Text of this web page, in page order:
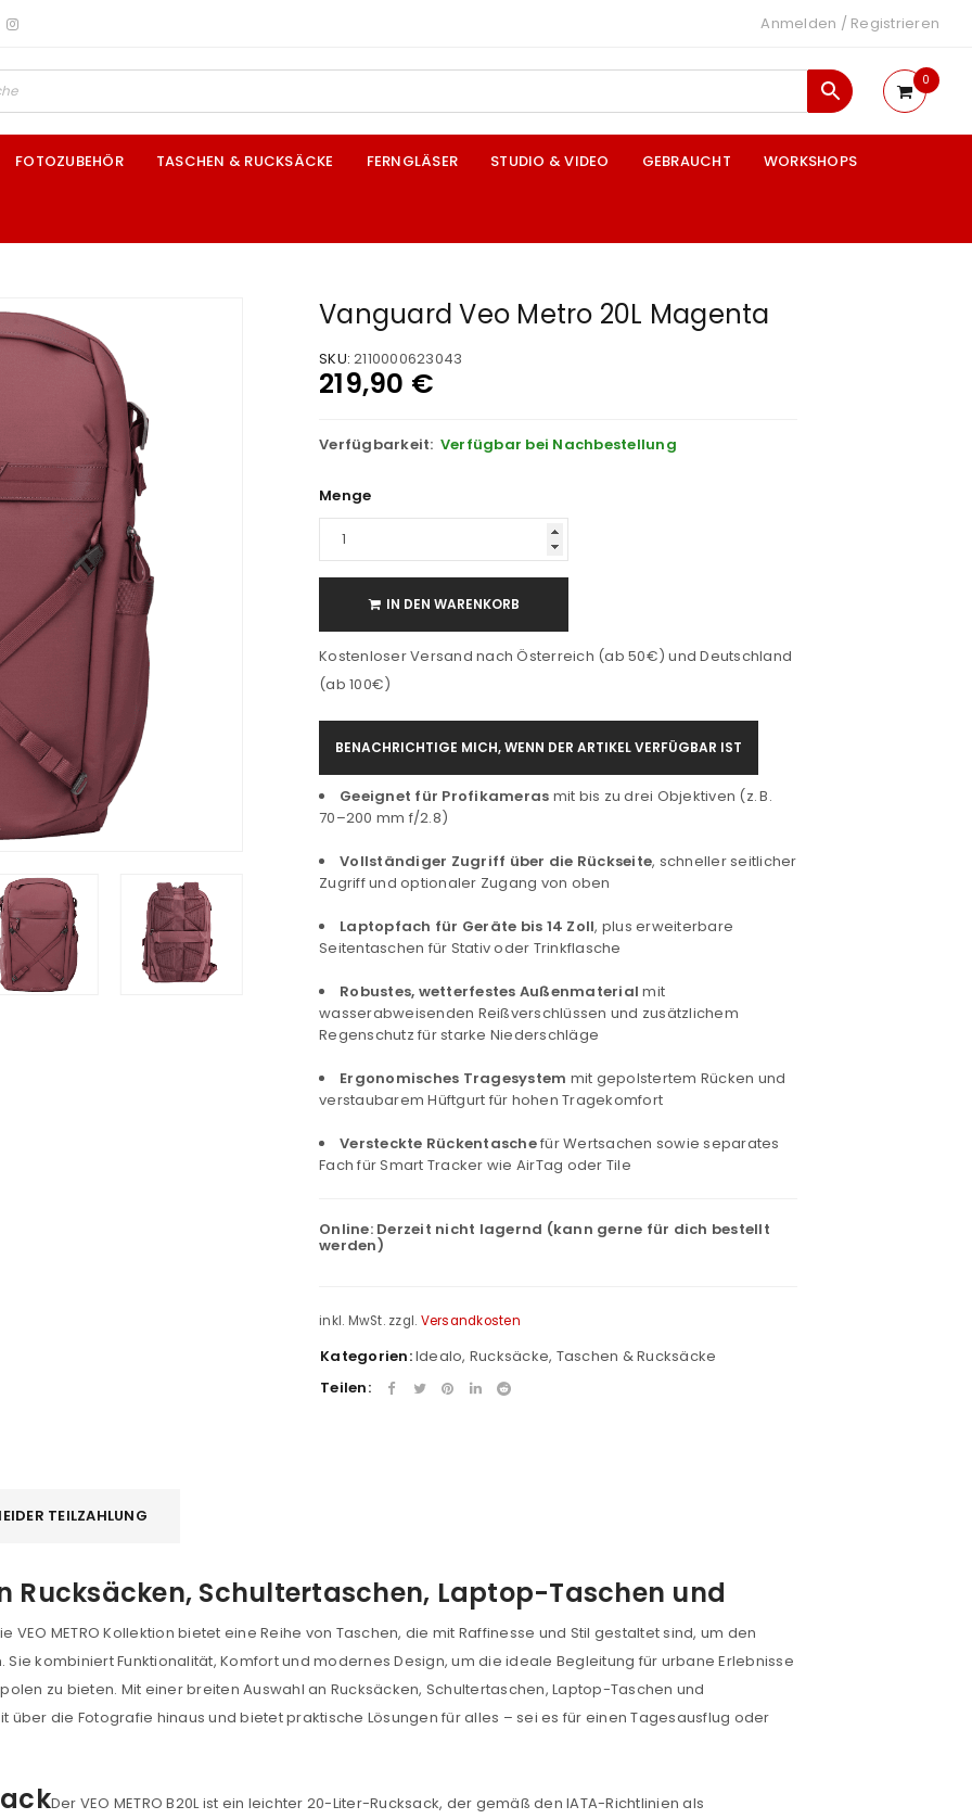
Anmelden / Registrieren
0
FOTOZUBEHÖR TASCHEN & RUCKSÄCKE FERNGLÄSER STUDIO & VIDEO GEBRAUCHT WORKSHOPS
Vanguard Veo Metro 20L Magenta
SKU: 2110000623043
219,90 €
Verfügbarkeit: Verfügbar bei Nachbestellung
Menge
IN DEN WARENKORB
Kostenloser Versand nach Österreich (ab 50€) und Deutschland
(ab 100€)
BENACHRICHTIGE MICH, WENN DER ARTIKEL VERFÜGBAR IST
Geeignet für Profikameras mit bis zu drei Objektiven (z. B.
70–200 mm f/2.8)
Vollständiger Zugriff über die Rückseite, schneller seitlicher
Zugriff und optionaler Zugang von oben
Laptopfach für Geräte bis 14 Zoll, plus erweiterbare
Seitentaschen für Stativ oder Trinkflasche
Robustes, wetterfestes Außenmaterial mit
wasserabweisenden Reißverschlüssen und zusätzlichem
Regenschutz für starke Niederschläge
Ergonomisches Tragesystem mit gepolstertem Rücken und
verstaubarem Hüftgurt für hohen Tragekomfort
Versteckte Rückentaschefür Wertsachen sowie separates
Fach für Smart Tracker wie AirTag oder Tile
Online: Derzeit nicht lagernd (kann gerne für dich bestellt
werden)
inkl. MwSt. zzgl. Versandkosten
Kategorien:Idealo, Rucksäcke, Taschen & Rucksäcke
Teilen:
TEILZAHLUNG
Rucksäcken, Schultertaschen, Laptop-Taschen und
VEO METRO Kollektion bietet eine Reihe von Taschen, die mit Raffinesse und Stil gestaltet sind, um den
kombiniert Funktionalität, Komfort und modernes Design, um die ideale Begleitung für urbane Erlebnisse
zu bieten. Mit einer breiten Auswahl an Rucksäcken, Schultertaschen, Laptop-Taschen und
die Fotografie hinaus und bietet praktische Lösungen für alles – sei es für einen Tagesausflug oder
Der VEO METRO B20L ist ein leichter 20-Liter-Rucksack, der gemäß den IATA-Richtlinien als